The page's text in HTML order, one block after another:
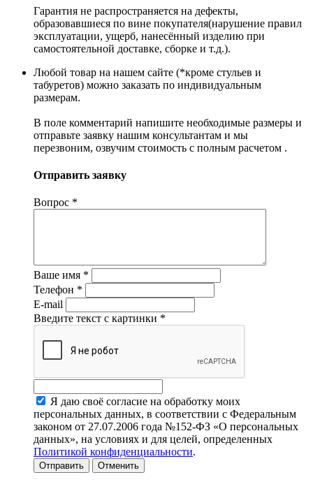
Гарантия не распространяется на дефекты,
образовавшиеся по вине покупателя(нарушение правил
эксплуатации, ущерб, нанесённый изделию при
самостоятельной доставке, сборке и т.д.).
Любой товар на нашем сайте (*кроме стульев и
табуретов) можно заказать по индивидуальным
размерам.
В поле комментарий напишите необходимые размеры и
отправьте заявку нашим консультантам и мы
перезвоним, озвучим стоимость с полным расчетом .
Отправить заявку
Вопрос *
Ваше имя *
Телефон *
E-mail
Введите текст с картинки *
Я даю своё согласие на обработку моих
персональных данных, в соответствии с Федеральным
законом от 27.07.2006 года №152-ФЗ «О персональных
данных», на условиях и для целей, определенных
Политикой конфиденциальности.
Отменить